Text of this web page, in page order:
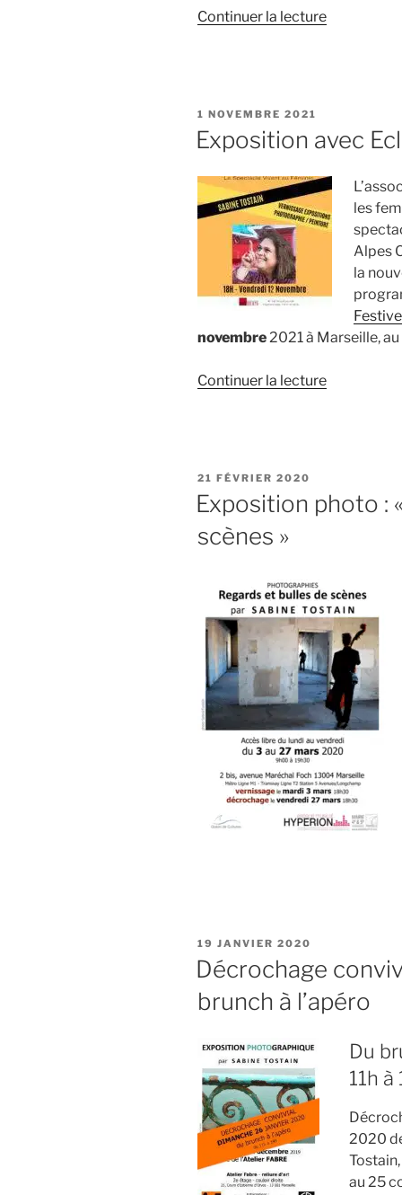
Continuer la lecturede
PUBLIÉ
1 NOVEMBRE 2021
Exposition avec
les
Alpes
la
novembre2021 à Marseille,
Continuer la lecturede
PUBLIÉ
LE
21 FÉVRIER 2020
Exposition photo :
scènes »
PUBLIÉ
19 JANVIER 2020
Décrochage
brunch à l’apéro
Du
11h à
2020
au 25